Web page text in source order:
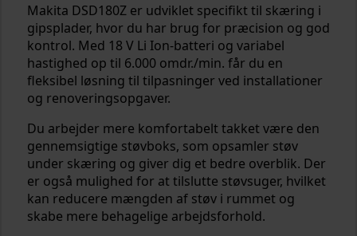
Makita DSD180Z er udviklet specifikt til skæring i
gipsplader, hvor du har brug for præcision og god
kontrol. Med 18 V Li Ion-batteri og variabel
hastighed op til 6.000 omdr./min. får du en
fleksibel løsning til tilpasninger ved installationer
og renoveringsopgaver.
Du arbejder mere komfortabelt takket være den
gennemsigtige støvboks, som opsamler støv
under skæring og giver dig et bedre overblik. Der
er også mulighed for at tilslutte støvsuger, hvilket
kan reducere mængden af støv i rummet og
skabe mere behagelige arbejdsforhold.